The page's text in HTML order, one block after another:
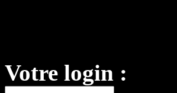
Votre login :